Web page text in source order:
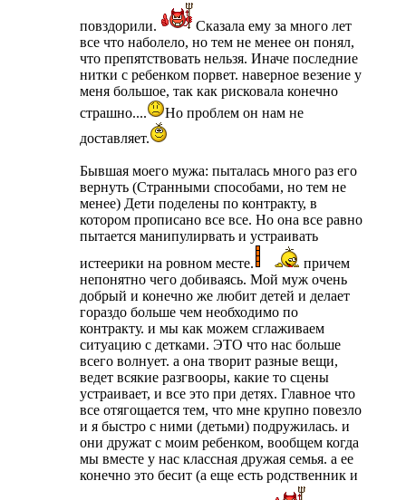
повздорили.
Сказала ему за много лет
все что наболело, но тем не менее он понял,
что препятствовать нельзя. Иначе последние
нитки с ребенком порвет. наверное везение у
меня большое, так как рисковала конечно
страшно....
Но проблем он нам не
доставляет.
Бывшая моего мужа: пыталась много раз его
вернуть (Странными способами, но тем не
менее) Дети поделены по контракту, в
котором прописано все все. Но она все равно
пытается манипулирвать и устраивать
истеерики на ровном месте.
причем
непонятно чего добиваясь. Мой муж очень
добрый и конечно же любит детей и делает
гораздо больше чем необходимо по
контракту. и мы как можем сглаживаем
ситуацию с детками. ЭТО что нас больше
всего волнует. а она творит разные вещи,
ведет всякие разгвооры, какие то сцены
устраивает, и все это при детях. Главное что
все отягощается тем, что мне крупно повезло
и я быстро с ними (детьми) подружилась. и
они дружат с моим ребенком, вообщем когда
мы вместе у нас классная дружая семья. а ее
конечно это бесит (а еще есть родственник и